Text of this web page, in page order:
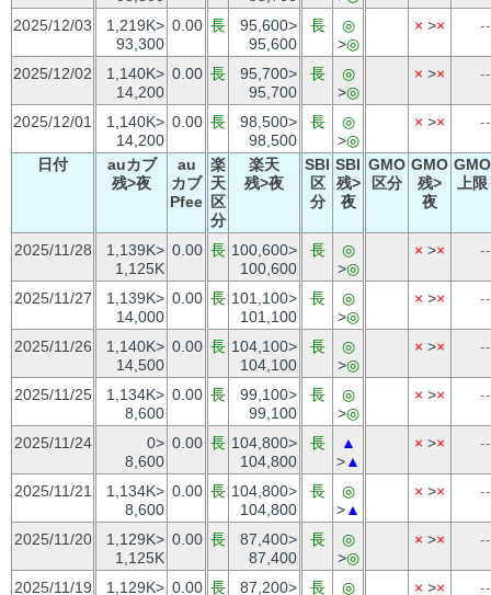
2025/12/03
1,219K>
93,300
0.00 長
95,600>
95,600
長
◎
>◎
× >× --
2025/12/02
1,140K>
14,200
0.00 長
95,700>
95,700
長
◎
>◎
× >× --
2025/12/01
1,140K>
14,200
0.00 長
98,500>
98,500
長
◎
>◎
× >× --
日付
auカブ
残>夜
au
カブ
Pfee
楽
天
区
分
楽天
残>夜
SBI
区
分
SBI
残>
夜
GMO
区分
GMO
残>
夜
GMO
上限
2025/11/28
1,139K>
1,125K
0.00 長 100,600>
100,600
長
◎
>◎
× >× --
2025/11/27
1,139K>
14,000
0.00 長 101,100>
101,100
長
◎
>◎
× >× --
2025/11/26
1,140K>
14,500
0.00 長 104,100>
104,100
長
◎
>◎
× >× --
2025/11/25
1,134K>
8,600
0.00 長
99,100>
99,100
長
◎
>◎
× >× --
2025/11/24
0>
8,600
0.00 長 104,800>
104,800
長
▲
>▲
× >× --
2025/11/21
1,134K>
8,600
0.00 長 104,800>
104,800
長
◎
>▲
× >× --
2025/11/20
1,129K>
1,125K
0.00 長
87,400>
87,400
長
◎
>◎
× >× --
2025/11/19 1,129K> 0.00 長 87,200> 長 ◎ × >× --